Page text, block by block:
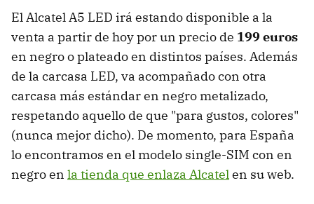
El Alcatel A5 LED irá estando disponible a la
venta a partir de hoy por un precio de 199 euros
en negro o plateado en distintos países. Además
de la carcasa LED, va acompañado con otra
carcasa más estándar en negro metalizado,
respetando aquello de que "para gustos, colores"
(nunca mejor dicho). De momento, para España
lo encontramos en el modelo single-SIM con en
negro en la tienda que enlaza Alcatelen su web.